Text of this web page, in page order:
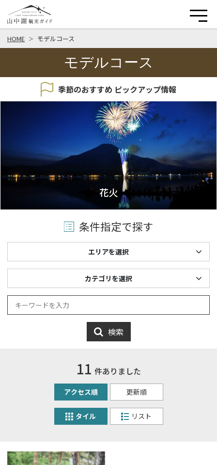
HOME モデルコース
モデルコース
季節のおすすめ ピックアップ情報
花火
条件指定で探す
エリアを選択
カテゴリを選択
検索
11 件ありました
アクセス順 更新順
タイル リスト